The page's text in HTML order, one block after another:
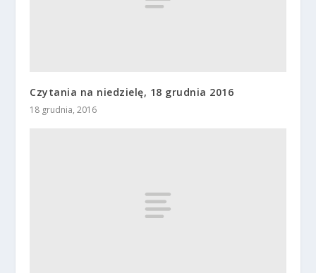
Czytania na niedzielę, 18 grudnia 2016
18 grudnia, 2016